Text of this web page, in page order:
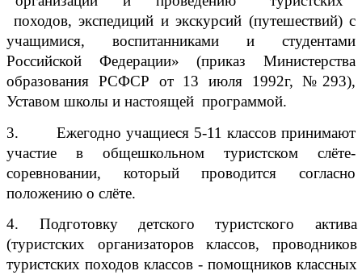
походов, экспедиций и экскурсий (путешествий) с
учащимися, воспитанниками и студентами
Российской Федерации» (приказ Министерства
образования РСФСР от 13 июля 1992г, №293),
Уставом школы и настоящей программой.
3. Ежегодно учащиеся 5-11 классов принимают
участие в общешкольном туристском слёте-
соревновании, который проводится согласно
положению о слёте.
4. Подготовку детского туристского актива
(туристских организаторов классов, проводников
туристских походов классов - помощников классных